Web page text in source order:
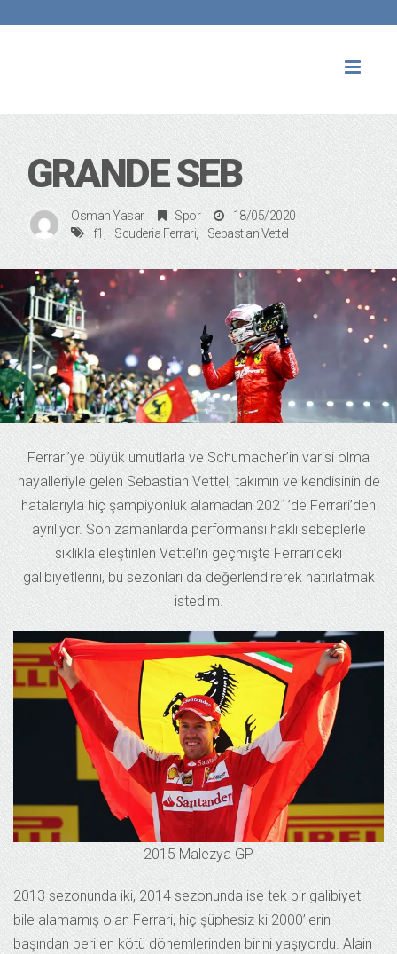
GRANDE SEB
Osman Yasar Spor
18/05/2020
f1
Scuderia Ferrari Sebastian Vettel
Ferrari’ye büyük umutlarla ve Schumacher’in varisi olma
hayalleriyle gelen Sebastian Vettel, takımın ve kendisinin de
hatalarıyla hiç şampiyonluk alamadan 2021’de Ferrari’den
ayrılıyor. Son zamanlarda performansı haklı sebeplerle
sıklıkla eleştirilen Vettel’in geçmişte Ferrari’deki
galibiyetlerini, bu sezonları da değerlendirerek hatırlatmak
istedim.
2015 Malezya GP
2013 sezonunda iki, 2014 sezonunda ise tek bir galibiyet
bile alamamış olan Ferrari, hiç şüphesiz ki 2000’lerin
başından beri en kötü dönemlerinden birini yaşıyordu. Alain